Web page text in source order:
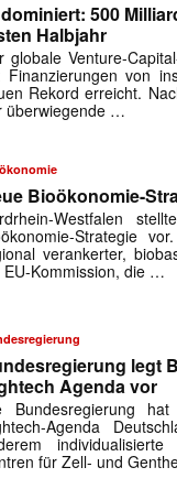
Mit
500
Halbjahr
globale Venture-
Finanzierungen von
Rekord erreicht.
überwiegende …
Bioökonomie-
Westfalen
Strategie
verankerter,
EU-Kommission, die …
legt
Agenda vor
Bundesregierung
Agenda
für Zell- und